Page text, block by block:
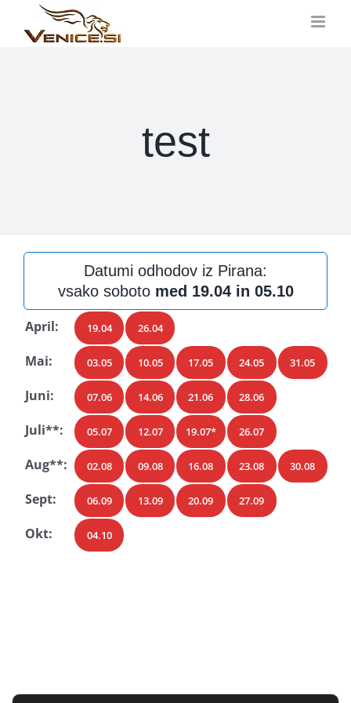
Kihagyás
test
Datumi odhodov iz Pirana:
vsako soboto med 19.04 in 05.10
April: 19.04 26.04
Mai: 03.05 10.05 17.05 24.05 31.05
Juni: 07.06 14.06 21.06 28.06
Juli**: 05.07 12.07 19.07* 26.07
Aug**: 02.08 09.08 16.08 23.08 30.08
Sept: 06.09 13.09 20.09 27.09
Okt: 04.10